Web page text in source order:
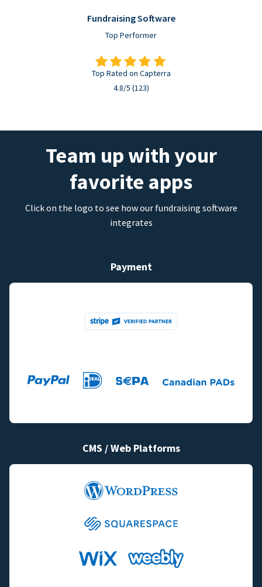
Fundraising Software
Top Performer
Top Rated on Capterra
4.8/5 (123)
Team up with your
favorite apps
Click on the logo to see how our fundraising software
integrates
Payment
CMS / Web Platforms